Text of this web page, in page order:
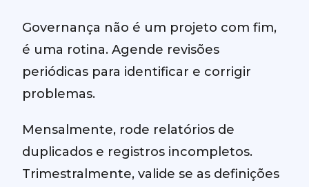
Governança não é um projeto com fim,
é uma rotina. Agende revisões
periódicas para identificar e corrigir
problemas.
Mensalmente, rode relatórios de
duplicados e registros incompletos.
Trimestralmente, valide se as definições